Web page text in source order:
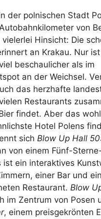
der polnischen Stadt
von
vielerlei Hinsicht: Die
an Krakau. Nur
beschaulicher als im
an der Weichsel.
das herzhafte
Restaurants
findet. Aber das wohl
Hotel Polens
sich Blow Up Hall
von einem Fünf-
ist ein interaktives
einer Bar und
Restaurant. Blow
im Zentrum von Posen
, einem preisgekrönten